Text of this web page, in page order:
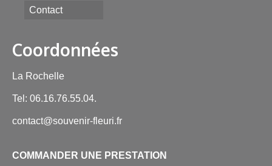
Contact
Coordonnées
La Rochelle
Tel: 06.16.76.55.04.
contact@souvenir-fleuri.fr
COMMANDER UNE PRESTATION